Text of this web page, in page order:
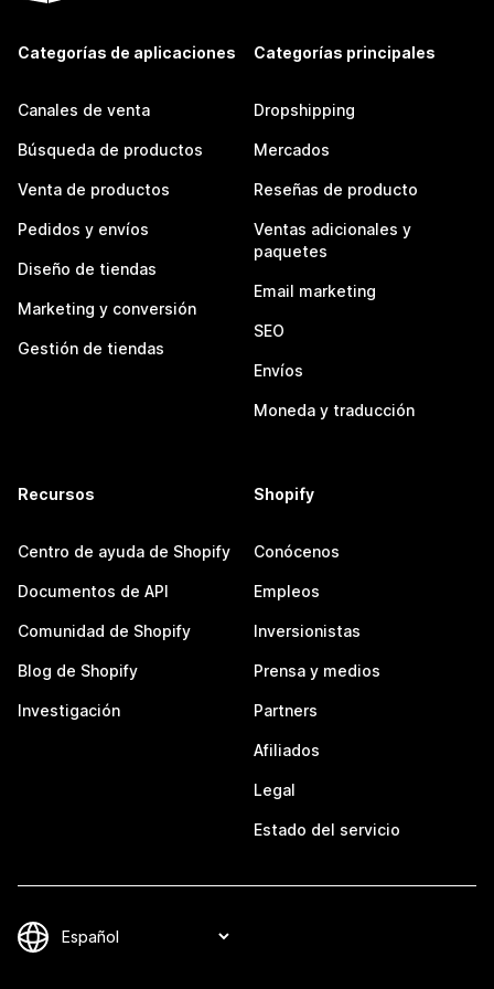
Categorías de aplicaciones
Canales de venta
Búsqueda de productos
Venta de productos
Pedidos y envíos
Diseño de tiendas
Marketing y conversión
Gestión de tiendas
Categorías principales
Dropshipping
Mercados
Reseñas de producto
Ventas adicionales y
paquetes
Email marketing
SEO
Envíos
Moneda y traducción
Recursos
Centro de ayuda de Shopify
Documentos de API
Comunidad de Shopify
Blog de Shopify
Investigación
Shopify
Conócenos
Empleos
Inversionistas
Prensa y medios
Partners
Afiliados
Legal
Estado del servicio